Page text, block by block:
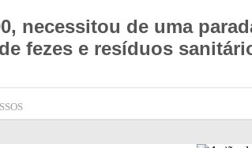
necessitou de uma
fezes e resíduos